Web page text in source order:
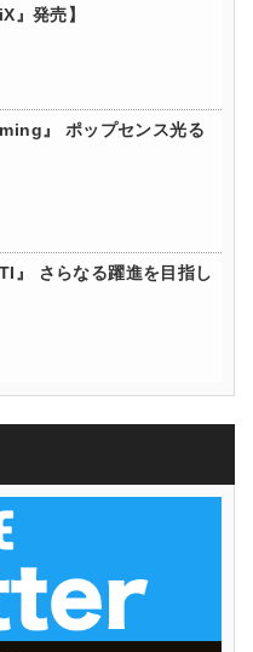
』発売】
』 ポップセンス光る
』 さらなる躍進を目指し